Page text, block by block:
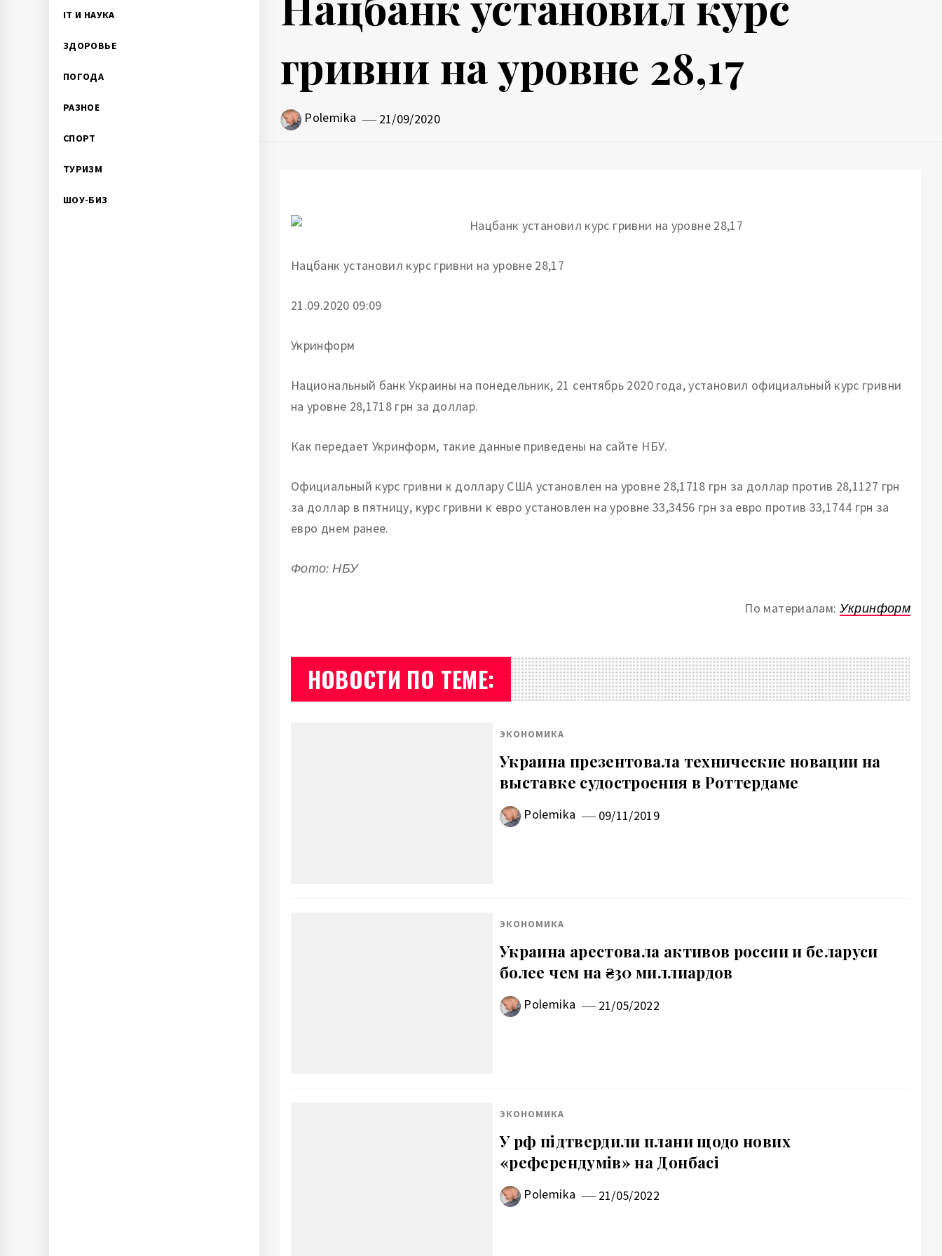
IT И НАУКА
ЗДОРОВЬЕ
ПОГОДА
РАЗНОЕ
СПОРТ
ТУРИЗМ
ШОУ-БИЗ
гривни на уровне 28,17
Polemika 21/09/2020
Нацбанк установил курс гривни на уровне 28,17
21.09.2020 09:09
Укринформ
Национальный банк Украины на понедельник, 21 сентябрь 2020 года, установил официальный курс гривни
на уровне 28,1718 грн за доллар.
Как передает Укринформ, такие данные приведены на сайте НБУ.
Официальный курс гривни к доллару США установлен на уровне 28,1718 грн за доллар против 28,1127 грн
за доллар в пятницу, курс гривни к евро установлен на уровне 33,3456 грн за евро против 33,1744 грн за
евро днем ранее.
Фото: НБУ
По материалам: Укринформ
НОВОСТИ ПО ТЕМЕ:
ЭКОНОМИКА
Украина презентовала технические новации на
выставке судостроения в Роттердаме
Polemika 09/11/2019
ЭКОНОМИКА
Украина арестовала активов россии и беларуси
более чем на ₴30 миллиардов
Polemika 21/05/2022
ЭКОНОМИКА
У рф підтвердили плани щодо нових
«референдумів» на Донбасі
Polemika 21/05/2022